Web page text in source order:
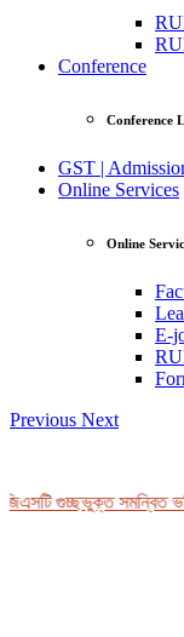
Conference
Conference
GST |
Online Services
Online
E-
Previous Next
গুচ্ছভুক্ত সমন্বিত ভর্তি